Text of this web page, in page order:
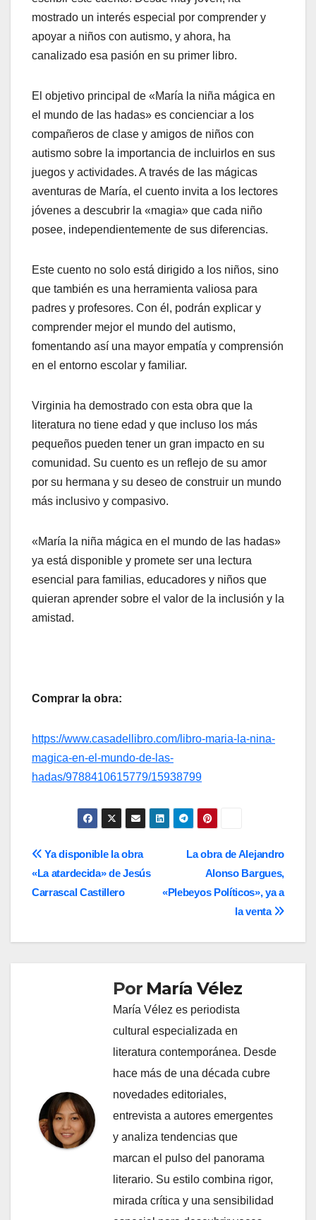
mostrado un interés especial por comprender y
apoyar a niños con autismo, y ahora, ha
canalizado esa pasión en su primer libro.
El objetivo principal de «María la niña mágica en
el mundo de las hadas» es concienciar a los
compañeros de clase y amigos de niños con
autismo sobre la importancia de incluirlos en sus
juegos y actividades. A través de las mágicas
aventuras de María, el cuento invita a los lectores
jóvenes a descubrir la «magia» que cada niño
posee, independientemente de sus diferencias.
Este cuento no solo está dirigido a los niños, sino
que también es una herramienta valiosa para
padres y profesores. Con él, podrán explicar y
comprender mejor el mundo del autismo,
fomentando así una mayor empatía y comprensión
en el entorno escolar y familiar.
Virginia ha demostrado con esta obra que la
literatura no tiene edad y que incluso los más
pequeños pueden tener un gran impacto en su
comunidad. Su cuento es un reflejo de su amor
por su hermana y su deseo de construir un mundo
más inclusivo y compasivo.
«María la niña mágica en el mundo de las hadas»
ya está disponible y promete ser una lectura
esencial para familias, educadores y niños que
quieran aprender sobre el valor de la inclusión y la
amistad.
Comprar la obra:
https://www.casadellibro.com/libro-maria-la-nina-
magica-en-el-mundo-de-las-
hadas/9788410615779/15938799
Navegación
de
La obra de Alejandro
Alonso Bargues,
«Plebeyos Políticos», ya a
la venta
Ya disponible la obra
«La atardecida» de Jesús
Carrascal Castillero
Por María Vélez
María Vélez es periodista
cultural especializada en
literatura contemporánea. Desde
hace más de una década cubre
novedades editoriales,
entrevista a autores emergentes
y analiza tendencias que
marcan el pulso del panorama
literario. Su estilo combina rigor,
mirada crítica y una sensibilidad